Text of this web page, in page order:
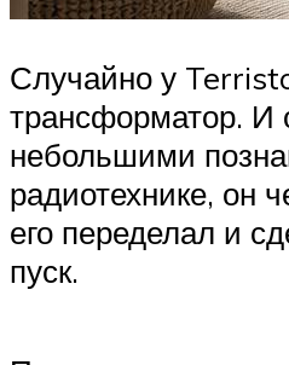
Случайно у
трансформатор. И
небольшими
радиотехнике, он
его переделал и
пуск.